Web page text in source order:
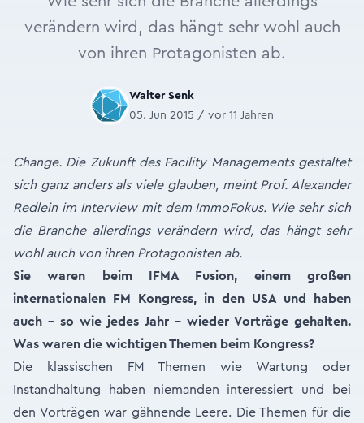
verändern wird, das hängt sehr wohl auch
von ihren Protagonisten ab.
Walter Senk
05. Jun 2015 / vor 11 Jahren
Change. Die Zukunft des Facility Managements gestaltet
sich ganz anders als viele glauben, meint Prof. Alexander
Redlein im Interview mit dem ImmoFokus. Wie sehr sich
die Branche allerdings verändern wird, das hängt sehr
wohl auch von ihren Protagonisten ab.
Sie waren beim IFMA Fusion, einem großen
internationalen FM Kongress, in den USA und haben
auch - so wie jedes Jahr - wieder Vorträge gehalten.
Was waren die wichtigen Themen beim Kongress?
Die klassischen FM Themen wie Wartung oder
Instandhaltung haben niemanden interessiert und bei
den Vorträgen war gähnende Leere. Die Themen für die